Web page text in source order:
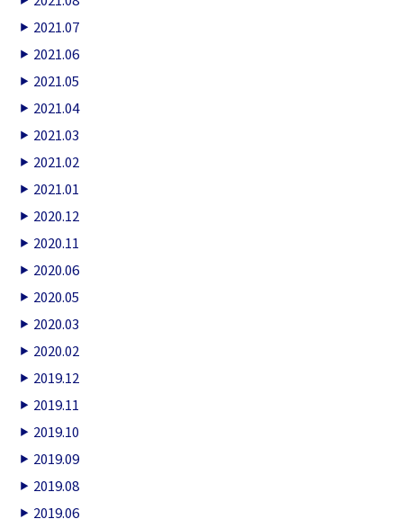
2021.07
2021.06
2021.05
2021.04
2021.03
2021.02
2021.01
2020.12
2020.11
2020.06
2020.05
2020.03
2020.02
2019.12
2019.11
2019.10
2019.09
2019.08
2019.06